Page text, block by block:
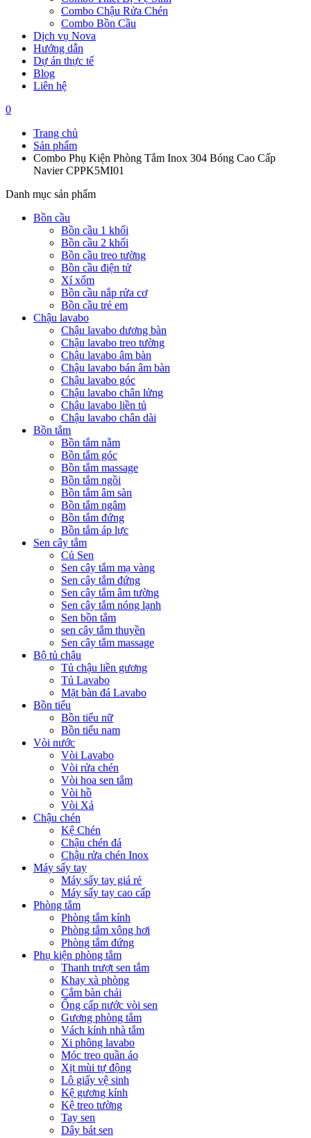
Combo Chậu Rửa Chén
Combo Bồn Cầu
Dịch vụ Nova
Hướng dẫn
Dự án thực tế
Blog
Liên hệ
0
Trang chủ
Sản phẩm
Combo Phụ Kiện Phòng Tắm Inox 304 Bóng Cao Cấp
Navier CPPK5MI01
Danh mục sản phẩm
Bồn cầu
Bồn cầu 1 khối
Bồn cầu 2 khối
Bồn cầu treo tường
Bồn cầu điện tử
Xí xổm
Bồn cầu nắp rửa cơ
Bồn cầu trẻ em
Chậu lavabo
Chậu lavabo dương bàn
Chậu lavabo treo tường
Chậu lavabo âm bàn
Chậu lavabo bán âm bàn
Chậu lavabo góc
Chậu lavabo chân lửng
Chậu lavabo liền tủ
Chậu lavabo chân dài
Bồn tắm
Bồn tắm nằm
Bồn tắm góc
Bồn tắm massage
Bồn tắm ngồi
Bồn tắm âm sàn
Bồn tắm ngâm
Bồn tắm đứng
Bồn tắm áp lực
Sen cây tắm
Củ Sen
Sen cây tắm mạ vàng
Sen cây tắm đứng
Sen cây tắm âm tường
Sen cây tắm nóng lạnh
Sen bồn tắm
sen cây tắm thuyền
Sen cây tắm massage
Bộ tủ chậu
Tủ chậu liền gương
Tủ Lavabo
Mặt bàn đá Lavabo
Bồn tiểu
Bồn tiểu nữ
Bồn tiểu nam
Vòi nước
Vòi Lavabo
Vòi rửa chén
Vòi hoa sen tắm
Vòi hồ
Vòi Xả
Chậu chén
Kệ Chén
Chậu chén đá
Chậu rửa chén Inox
Máy sấy tay
Máy sấy tay giá rẻ
Máy sấy tay cao cấp
Phòng tắm
Phòng tắm kính
Phòng tắm xông hơi
Phòng tắm đứng
Phụ kiện phòng tắm
Thanh trượt sen tắm
Khay xà phòng
Cắm bàn chải
Ống cấp nước vòi sen
Gương phòng tắm
Vách kính nhà tắm
Xi phông lavabo
Móc treo quần áo
Xịt mùi tự động
Lô giấy vệ sinh
Kệ gương kính
Kệ treo tường
Tay sen
Dây bát sen